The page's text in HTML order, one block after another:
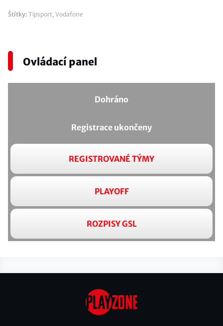
Štítky: Tipsport, Vodafone
Ovládací panel
Dohráno
Registrace ukončeny
REGISTROVANÉ TÝMY
PLAYOFF
ROZPISY GSL